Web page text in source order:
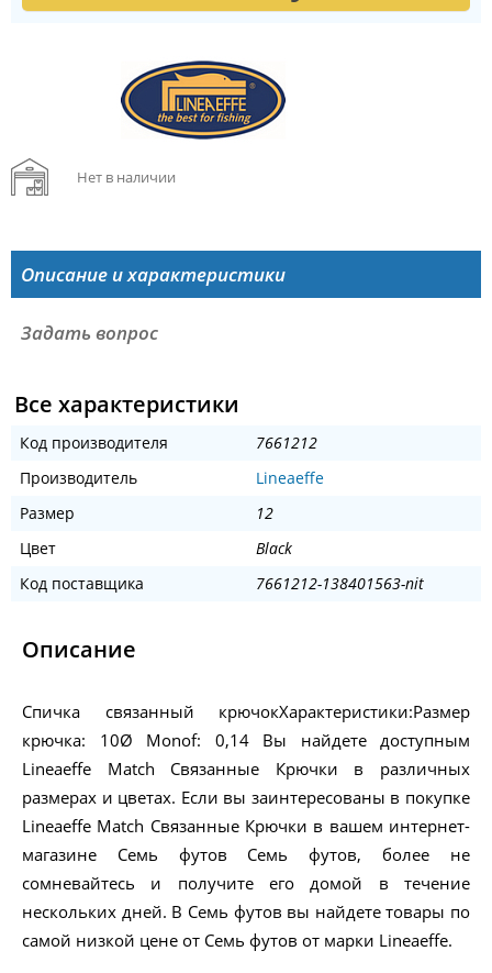
Нет в наличии
Описание и характеристики
Задать вопрос
Все характеристики
Код производителя
7661212
Производитель
Lineaeffe
Размер
12
Цвет
Black
Код поставщика
7661212-138401563-nit
Описание
Спичка связанный крючокХарактеристики:Размер
крючка: 10Ø Monof: 0,14 Вы найдете доступным
Lineaeffe Match Связанные Крючки в различных
размерах и цветах. Если вы заинтересованы в покупке
Lineaeffe Match Связанные Крючки в вашем интернет-
магазине Семь футов Семь футов, более не
сомневайтесь и получите его домой в течение
нескольких дней. В Семь футов вы найдете товары по
самой низкой цене от Семь футов от марки Lineaeffe.